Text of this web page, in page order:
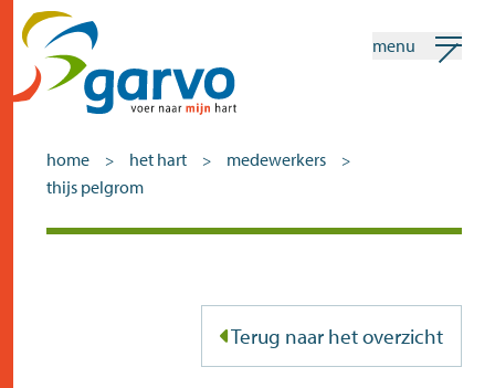
assortiment
menu
home > het hart > medewerkers >
thijs pelgrom
Terug naar het overzicht